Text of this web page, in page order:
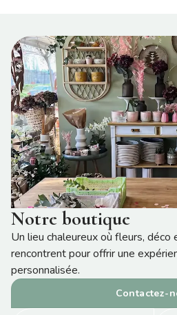
Notre boutique
Un lieu chaleureux où fleurs,
rencontrent pour offrir une
personnalisée.
Contactez-